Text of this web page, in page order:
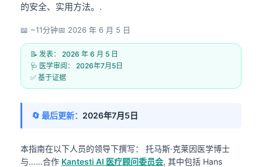
的安全、实用方法。.
📖 ~11分钟📅 2026 年 6 月 5 日
📝 发表： 2026 年 6 月 5 日
🩺 医学审阅： 2026年7月5日
✅ 基于证据
🔄 最后更新： 2026年7月5日
本指南在以下人员的领导下撰写： 托马斯·克莱因医学博士
与……合作 Kantesti AI 医疗顾问委员会, 其中包括 Hans